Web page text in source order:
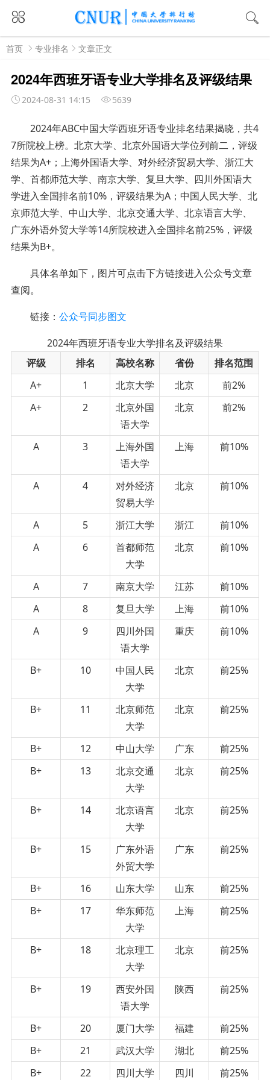
首页 专业排名 文章正文
2024年西班牙语专业大学排名及评级结果
2024-08-31 14:15 5639
2024年ABC中国大学西班牙语专业排名结果揭晓，共4
7所院校上榜。 北京大学、北京外国语大学位列前二，评级
结果为A+；上海外国语大学、对外经济贸易大学、浙江大
学、首都师范大学、南京大学、复旦大学、四川外国语大
学进入全国排名前10%，评级结果为A；中国人民大学、北
京师范大学、中山大学、北京交通大学、北京语言大学、
广东外语外贸大学等14所院校进入全国排名前25%，评级
结果为B+。
具体名单如下，图片可点击下方链接进入公众号文章
查阅。
链接： 公众号同步图文
2024年西班牙语专业大学排名及评级结果
评级
排名 高校名称 省份
排名范围
A+
1 北京大学 北京
前2%
A+
2
北京外国
语大学
北京 前2%
A 3
上海外国
语大学
上海 前10%
A 4
对外经济
贸易大学
北京 前10%
A 5 浙江大学 浙江
前10%
A
6
首都师范
大学
北京 前10%
A 7 南京大学 江苏
前10%
A
8 复旦大学 上海
前10%
A
9
四川外国
语大学
重庆 前10%
B+ 10
中国人民
大学
北京 前25%
B+ 11
北京师范
大学
北京 前25%
B+ 12 中山大学 广东
前25%
B+
13
北京交通
大学
北京 前25%
B+ 14
北京语言
大学
北京 前25%
B+ 15
广东外语
外贸大学
广东 前25%
B+ 16 山东大学 山东
前25%
B+
17
华东师范
大学
上海 前25%
B+ 18
北京理工
大学
北京 前25%
B+ 19
西安外国
语大学
陕西 前25%
B+ 20 厦门大学 福建
前25%
B+
21 武汉大学 湖北
前25%
B+
22 四川大学 四川 前25%